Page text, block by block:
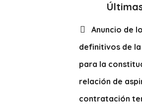
Anuncio de
definitivos de
para la
relación de
contratación